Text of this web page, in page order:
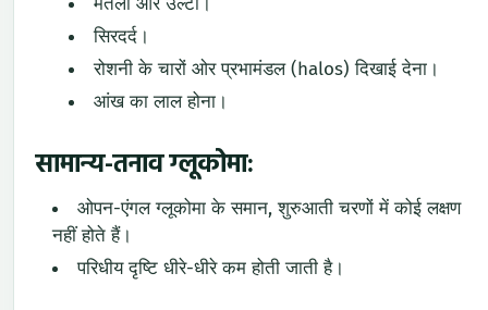
सिरदर्द।
रोशनी के चारों ओर प्रभामंडल (halos) दिखाई देना।
आंख का लाल होना।
सामान्य-तनाव ग्लूकोमा:
ओपन-एंगल ग्लूकोमा के समान, शुरुआती चरणों में कोई लक्षण
नहीं होते हैं।
परिधीय दृष्टि धीरे-धीरे कम होती जाती है।